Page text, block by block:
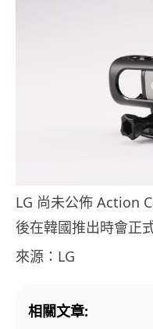
LG 尚未公佈 Action
後在韓國推出時會正
來源：LG
相關文章: